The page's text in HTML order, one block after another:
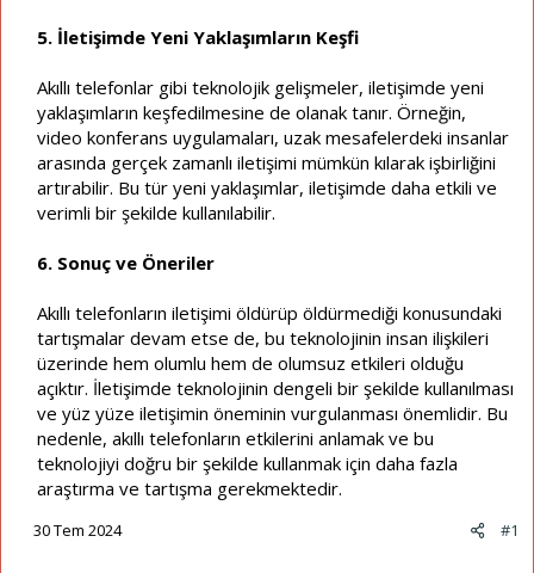
5. İletişimde Yeni Yaklaşımların Keşfi
Akıllı telefonlar gibi teknolojik gelişmeler, iletişimde yeni
yaklaşımların keşfedilmesine de olanak tanır. Örneğin,
video konferans uygulamaları, uzak mesafelerdeki insanlar
arasında gerçek zamanlı iletişimi mümkün kılarak işbirliğini
artırabilir. Bu tür yeni yaklaşımlar, iletişimde daha etkili ve
verimli bir şekilde kullanılabilir.
6. Sonuç ve Öneriler
Akıllı telefonların iletişimi öldürüp öldürmediği konusundaki
tartışmalar devam etse de, bu teknolojinin insan ilişkileri
üzerinde hem olumlu hem de olumsuz etkileri olduğu
açıktır. İletişimde teknolojinin dengeli bir şekilde kullanılması
ve yüz yüze iletişimin öneminin vurgulanması önemlidir. Bu
nedenle, akıllı telefonların etkilerini anlamak ve bu
teknolojiyi doğru bir şekilde kullanmak için daha fazla
araştırma ve tartışma gerekmektedir.
#1
30 Tem 2024